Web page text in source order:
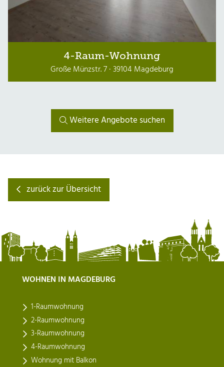
4-Raum-Wohnung
Große Münzstr. 7 · 39104 Magdeburg
Weitere Angebote suchen
zurück zur Übersicht
WOHNEN IN MAGDEBURG
1-Raumwohnung
2-Raumwohnung
3-Raumwohnung
4-Raumwohnung
Wohnung mit Balkon